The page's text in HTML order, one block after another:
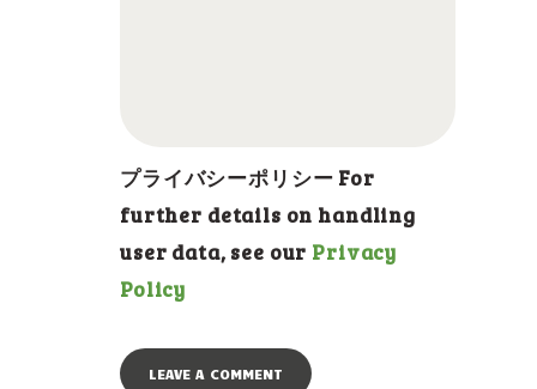
プライバシーポリシー For
further details on handling
user data, see our Privacy
Policy